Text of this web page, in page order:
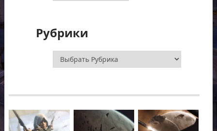
Рубрики
Рубрики